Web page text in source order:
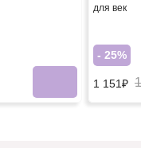
для век
- 25%
1 151₽